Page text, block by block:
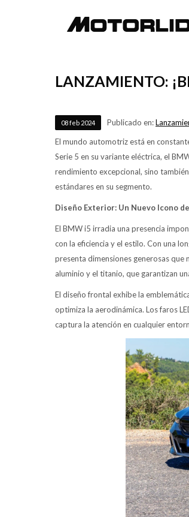
LANZAMIENTO:
08feb 2024 Publicado en:
El mundo automotriz está en
Serie 5 en su variante eléctrica, el
rendimiento excepcional, sino
estándares en su segmento.
Diseño Exterior: Un Nuevo Icono
El BMW i5 irradia una presencia
con la eficiencia y el estilo. Con una
presenta dimensiones generosas
aluminio y el titanio, que garantizan
El diseño frontal exhibe la
optimiza la aerodinámica. Los faros
captura la atención en cualquier